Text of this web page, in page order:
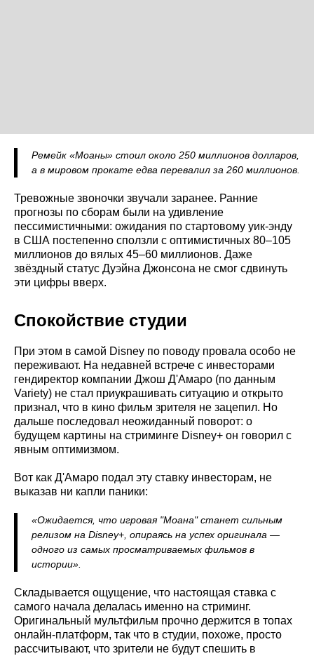
Ремейк «Моаны» стоил около 250 миллионов долларов,
а в мировом прокате едва перевалил за 260 миллионов.
Тревожные звоночки звучали заранее. Ранние
прогнозы по сборам были на удивление
пессимистичными: ожидания по стартовому уик-энду
в США постепенно сползли с оптимистичных 80–105
миллионов до вялых 45–60 миллионов. Даже
звёздный статус Дуэйна Джонсона не смог сдвинуть
эти цифры вверх.
Спокойствие студии
При этом в самой Disney по поводу провала особо не
переживают. На недавней встрече с инвесторами
гендиректор компании Джош Д'Амаро (по данным
Variety) не стал приукрашивать ситуацию и открыто
признал, что в кино фильм зрителя не зацепил. Но
дальше последовал неожиданный поворот: о
будущем картины на стриминге Disney+ он говорил с
явным оптимизмом.
Вот как Д'Амаро подал эту ставку инвесторам, не
выказав ни капли паники:
«Ожидается, что игровая "Моана" станет сильным
релизом на Disney+, опираясь на успех оригинала —
одного из самых просматриваемых фильмов в
истории».
Складывается ощущение, что настоящая ставка с
самого начала делалась именно на стриминг.
Оригинальный мультфильм прочно держится в топах
онлайн-платформ, так что в студии, похоже, просто
рассчитывают, что зрители не будут спешить в